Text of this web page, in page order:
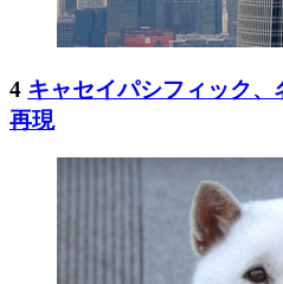
4 キャセイパシフィック
再現